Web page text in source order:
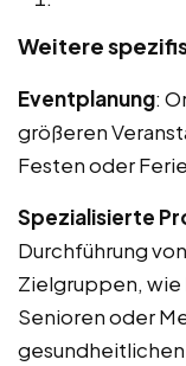
Weitere
Eventplanung:
größeren
Festen oder
Spezialisierte
Durchführung
Zielgruppen, wie
Senioren oder